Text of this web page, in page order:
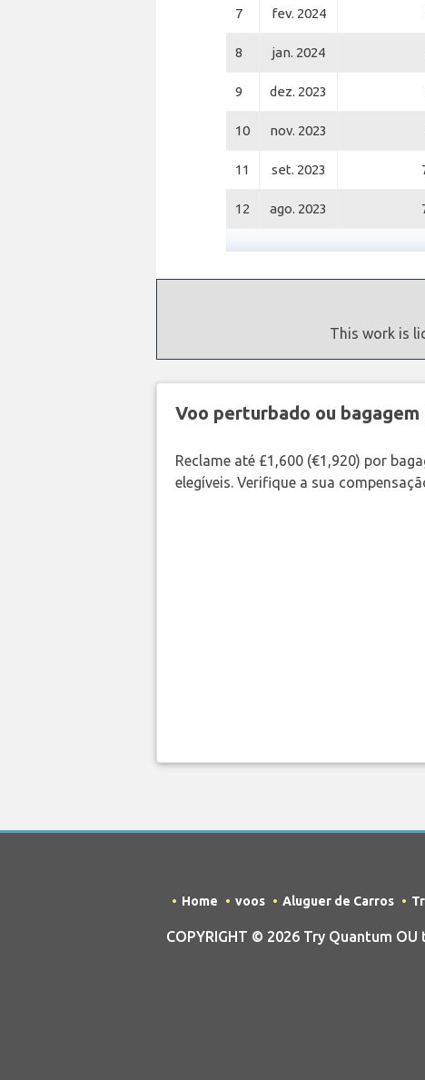
7 fev. 2024
8 jan. 2024
9 dez. 2023
10 nov. 2023
11 set. 2023
12 ago. 2023
This work is
Voo perturbado ou bagagem
Reclame até £1,600 (€1,920) por
elegíveis. Verifique a sua
Home voos Aluguer de Carros
COPYRIGHT © 2026 Try Quantum